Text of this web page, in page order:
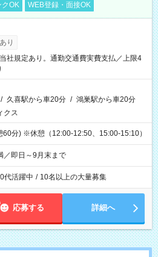
クOK WEB登録・面接OK
り
社規定あり。通勤交通費実費支払／上限4
/ 久喜駅から車20分 / 鴻巣駅から車20分
クス
分) ※休憩（12:00-12:50、15:00-15:10）
／即日～9月末まで
代活躍中 / 10名以上の大量募集
応募する 詳細へ